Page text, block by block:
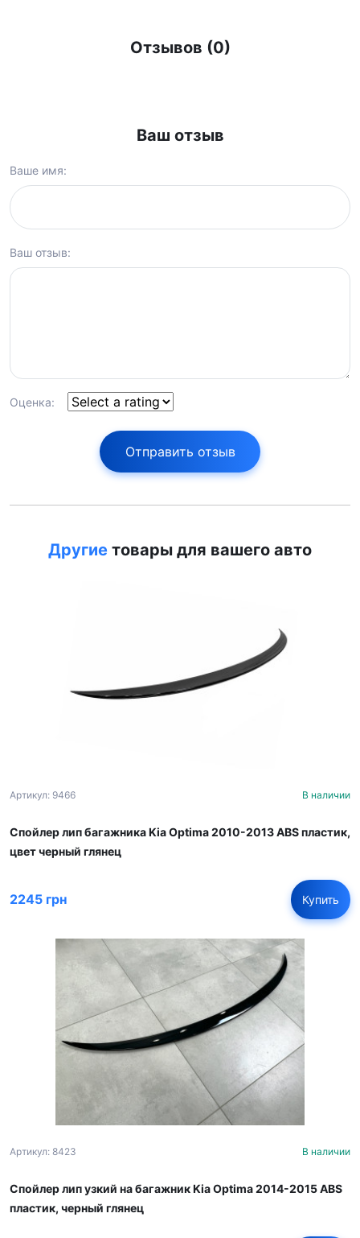
Отзывов (0)
Ваш отзыв
Ваше имя:
Ваш отзыв:
Оценка:
Отправить отзыв
Другие товары для вашего авто
Артикул: 9466 В наличии
Спойлер лип багажника Kia Optima 2010-2013 ABS пластик,
цвет черный глянец
2245 грн Купить
Артикул: 8423 В наличии
Спойлер лип узкий на багажник Kia Optima 2014-2015 ABS
пластик, черный глянец